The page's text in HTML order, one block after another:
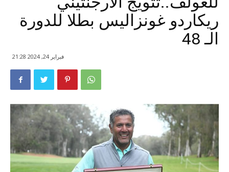
ريكاردو غونزاليس بطلا للدورة
الـ 48
فبراير 24, 2024 21:28